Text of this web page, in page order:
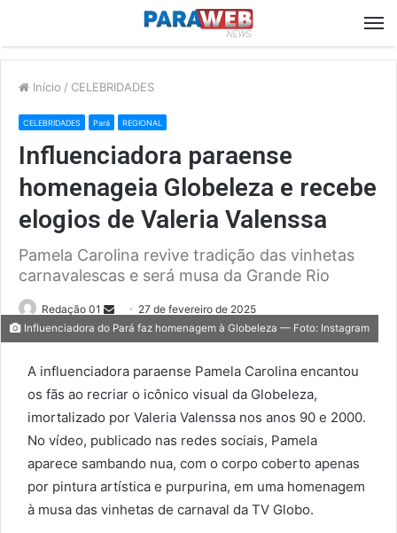
Início / CELEBRIDADES
CELEBRIDADES Pará REGIONAL
Influenciadora paraense
homenageia Globeleza e recebe
elogios de Valeria Valenssa
Pamela Carolina revive tradição das vinhetas
carnavalescas e será musa da Grande Rio
Redação 01
Send
an
27 de fevereiro de 2025
Influenciadora do Pará faz homenagem à Globeleza — Foto: Instagram
A influenciadora paraense Pamela Carolina encantou
os fãs ao recriar o icônico visual da Globeleza,
imortalizado por Valeria Valenssa nos anos 90 e 2000.
No vídeo, publicado nas redes sociais, Pamela
aparece sambando nua, com o corpo coberto apenas
por pintura artística e purpurina, em uma homenagem
à musa das vinhetas de carnaval da TV Globo.